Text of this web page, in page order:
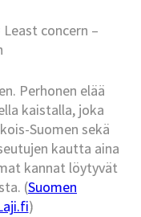
Least concern –
Perhonen elää
kaistalla, joka
Suomen sekä
kautta aina
kannat löytyvät
(Suomen
)